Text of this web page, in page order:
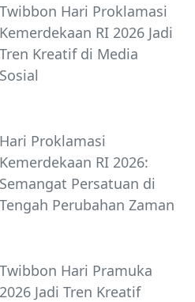
Twibbon Hari Proklamasi
Kemerdekaan RI 2026 Jadi
Tren Kreatif di Media
Sosial
Hari Proklamasi
Kemerdekaan RI 2026:
Semangat Persatuan di
Tengah Perubahan Zaman
Twibbon Hari Pramuka
2026 Jadi Tren Kreatif